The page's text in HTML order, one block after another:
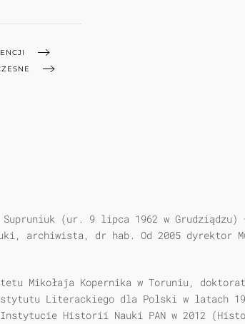
Supruniuk (ur. 9 lipca 1962 w
archiwista, dr hab. Od 2005 dyrektor
Mikołaja Kopernika w Toruniu,
Literackiego dla Polski w latach
Historii Nauki PAN w 2012